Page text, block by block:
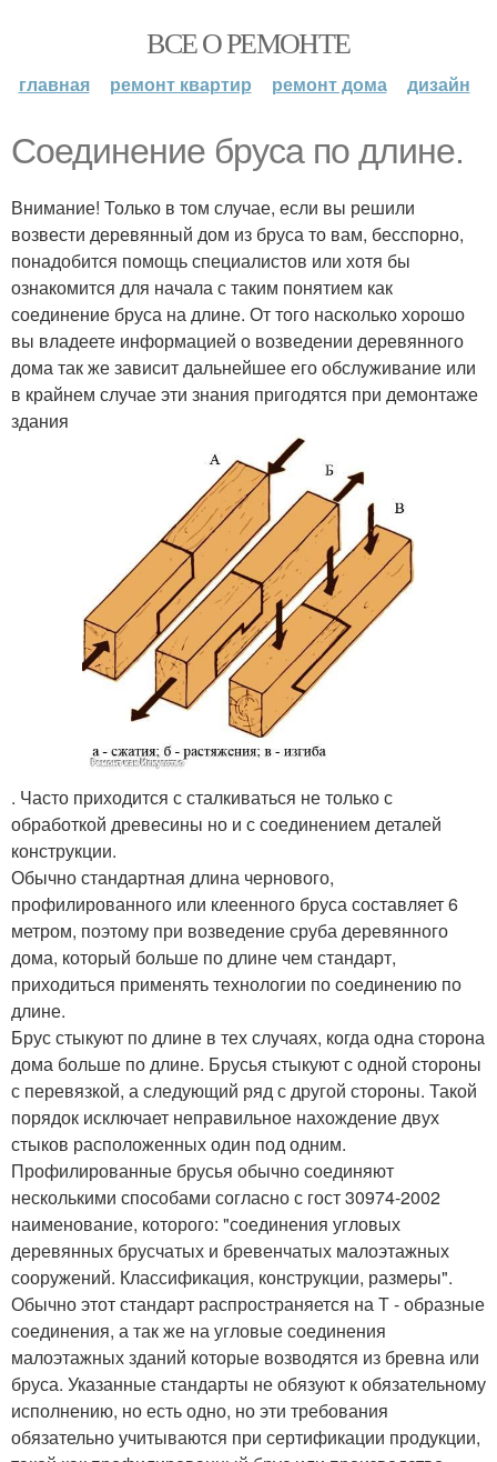
ВСЕ О РЕМОНТЕ
главная ремонт квартир ремонт дома дизайн
Соединение бруса по длине.
Внимание! Только в том случае, если вы решили
возвести деревянный дом из бруса то вам, бесспорно,
понадобится помощь специалистов или хотя бы
ознакомится для начала с таким понятием как
соединение бруса на длине. От того насколько хорошо
вы владеете информацией о возведении деревянного
дома так же зависит дальнейшее его обслуживание или
в крайнем случае эти знания пригодятся при демонтаже
здания
. Часто приходится с сталкиваться не только с
обработкой древесины но и с соединением деталей
конструкции.
Обычно стандартная длина чернового,
профилированного или клеенного бруса составляет 6
метром, поэтому при возведение сруба деревянного
дома, который больше по длине чем стандарт,
приходиться применять технологии по соединению по
длине.
Брус стыкуют по длине в тех случаях, когда одна сторона
дома больше по длине. Брусья стыкуют с одной стороны
с перевязкой, а следующий ряд с другой стороны. Такой
порядок исключает неправильное нахождение двух
стыков расположенных один под одним.
Профилированные брусья обычно соединяют
несколькими способами согласно с гост 30974-2002
наименование, которого: "соединения угловых
деревянных брусчатых и бревенчатых малоэтажных
сооружений. Классификация, конструкции, размеры".
Обычно этот стандарт распространяется на Т - образные
соединения, а так же на угловые соединения
малоэтажных зданий которые возводятся из бревна или
бруса. Указанные стандарты не обязуют к обязательному
исполнению, но есть одно, но эти требования
обязательно учитываются при сертификации продукции,